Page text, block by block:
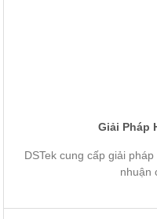
Giải Pháp
DSTek cung cấp giải
nhuận